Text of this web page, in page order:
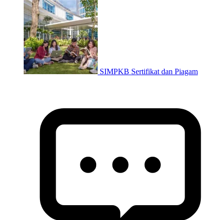
SIMPKB Sertifikat dan Piagam